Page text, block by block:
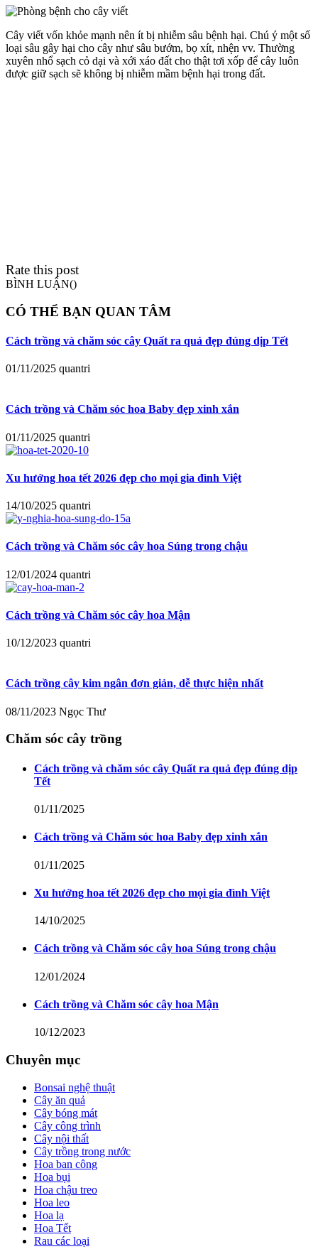
Cây viết vốn khỏe mạnh nên ít bị nhiễm sâu bệnh hại. Chú ý một số
loại sâu gây hại cho cây như sâu bướm, bọ xít, nhện vv. Thường
xuyên nhổ sạch cỏ dại và xới xáo đất cho thật tơi xốp để cây luôn
được giữ sạch sẽ không bị nhiễm mầm bệnh hại trong đất.
Rate this post
BÌNH LUẬN()
CÓ THỂ BẠN QUAN TÂM
Cách trồng và chăm sóc cây Quất ra quả đẹp đúng dịp Tết
01/11/2025 quantri
Cách trồng và Chăm sóc hoa Baby đẹp xinh xắn
01/11/2025 quantri
Xu hướng hoa tết 2026 đẹp cho mọi gia đình Việt
14/10/2025 quantri
Cách trồng và Chăm sóc cây hoa Súng trong chậu
12/01/2024 quantri
Cách trồng và Chăm sóc cây hoa Mận
10/12/2023 quantri
Cách trồng cây kim ngân đơn giản, dễ thực hiện nhất
08/11/2023 Ngọc Thư
Chăm sóc cây trồng
Cách trồng và chăm sóc cây Quất ra quả đẹp đúng dịp
Tết
01/11/2025
Cách trồng và Chăm sóc hoa Baby đẹp xinh xắn
01/11/2025
Xu hướng hoa tết 2026 đẹp cho mọi gia đình Việt
14/10/2025
Cách trồng và Chăm sóc cây hoa Súng trong chậu
12/01/2024
Cách trồng và Chăm sóc cây hoa Mận
10/12/2023
Chuyên mục
Bonsai nghệ thuật
Cây ăn quả
Cây bóng mát
Cây công trình
Cây nội thất
Cây trồng trong nước
Hoa ban công
Hoa bụi
Hoa chậu treo
Hoa leo
Hoa lạ
Hoa Tết
Rau các loại